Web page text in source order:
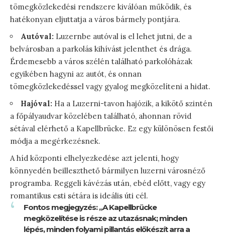
tömegközlekedési rendszere kiválóan működik, és
hatékonyan eljuttatja a város bármely pontjára.
Autóval: Luzernbe autóval is el lehet jutni, de a
belvárosban a parkolás kihívást jelenthet és drága.
Érdemesebb a város szélén található parkolóházak
egyikében hagyni az autót, és onnan
tömegközlekedéssel vagy gyalog megközelíteni a hidat.
Hajóval: Ha a Luzerni-tavon hajózik, a kikötő szintén
a főpályaudvar közelében található, ahonnan rövid
sétával elérhető a Kapellbrücke. Ez egy különösen festői
módja a megérkezésnek.
A híd központi elhelyezkedése azt jelenti, hogy
könnyedén beilleszthető bármilyen luzerni városnéző
programba. Reggeli kávézás után, ebéd előtt, vagy egy
romantikus esti sétára is ideális úti cél.
Fontos megjegyzés: „A Kapellbrücke
megközelítése is része az utazásnak; minden
lépés, minden folyami pillantás előkészít arra a